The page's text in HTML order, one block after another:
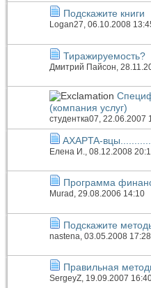
Подскажите книги
Logan27, 06.10.2008
Тиражируемость?
Дмитрий Пайсон ,
(компания услуг)
студентка07, 22.06.2007
AXAPTA-
Елена И. , 08.12.2008
Программа
Murad , 29.08.2006 14:10
Подскажите
nastena , 03.05.2008 17:28
Правильная
SergeyZ, 19.09.2007